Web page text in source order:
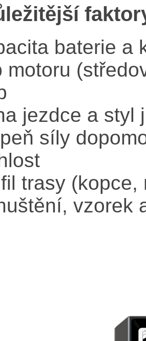
baterie a
motoru
jezdce a styl
síly
trasy
vzorek